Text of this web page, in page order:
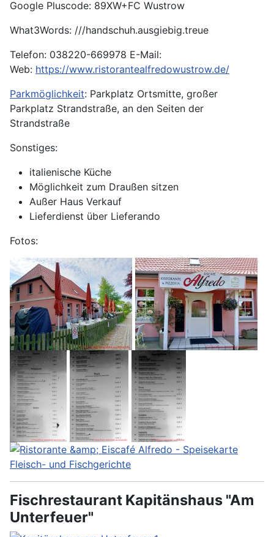
Google Pluscode: 89XW+FC Wustrow
What3Words: ///handschuh.ausgiebig.treue
Telefon: 038220-669978 E-Mail:
Web: https://www.ristorantealfredowustrow.de/
Parkmöglichkeit: Parkplatz Ortsmitte, großer
Parkplatz Strandstraße, an den Seiten der
Strandstraße
Sonstiges:
italienische Küche
Möglichkeit zum Draußen sitzen
Außer Haus Verkauf
Lieferdienst über Lieferando
Fotos:
Fischrestaurant Kapitänshaus "Am
Unterfeuer"